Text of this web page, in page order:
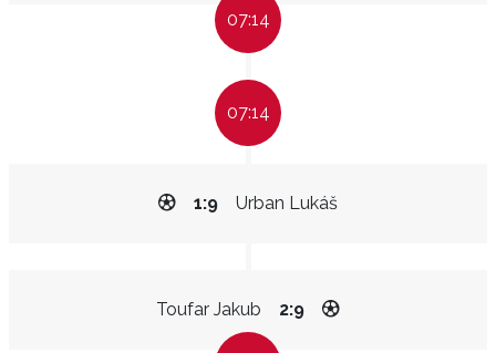
07:14
07:14
Urban Lukáš
1:9
Toufar Jakub 2:9